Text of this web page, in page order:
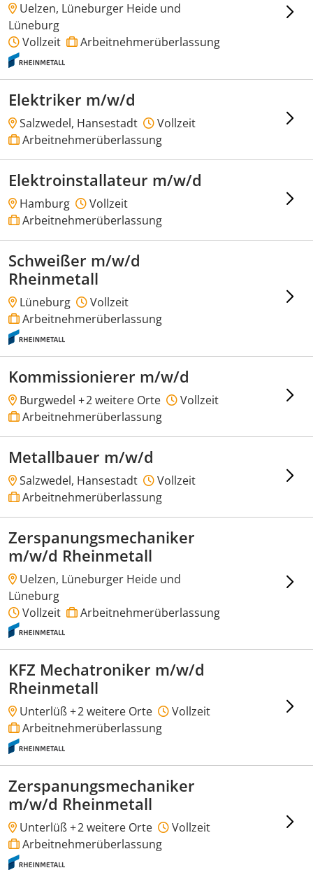
Uelzen, Lüneburger Heide und
Lüneburg
Vollzeit
Arbeitnehmerüberlassung
Elektriker m/w/d
Salzwedel, Hansestadt
Vollzeit
Arbeitnehmerüberlassung
Elektroinstallateur m/w/d
Hamburg
Vollzeit
Arbeitnehmerüberlassung
Schweißer m/w/d
Rheinmetall
Lüneburg
Vollzeit
Arbeitnehmerüberlassung
Kommissionierer m/w/d
Burgwedel +2 weitere Orte
Vollzeit
Arbeitnehmerüberlassung
Metallbauer m/w/d
Salzwedel, Hansestadt
Vollzeit
Arbeitnehmerüberlassung
Zerspanungsmechaniker
m/w/d Rheinmetall
Uelzen, Lüneburger Heide und
Lüneburg
Vollzeit
Arbeitnehmerüberlassung
KFZ Mechatroniker m/w/d
Rheinmetall
Unterlüß +2 weitere Orte
Vollzeit
Arbeitnehmerüberlassung
Zerspanungsmechaniker
m/w/d Rheinmetall
Unterlüß +2 weitere Orte
Vollzeit
Arbeitnehmerüberlassung